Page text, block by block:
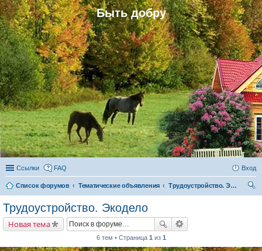
Быть добру
Ссылки FAQ Вход
Список форумов Тематические объявления
Трудоустройство. Экодело
Трудоустройство. Экодело
Новая тема
6 тем • Страница 1 из 1